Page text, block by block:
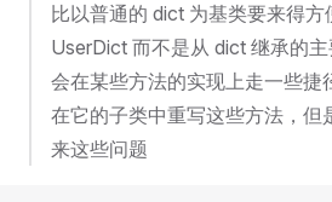
比以普通的 dict 为基类要来得
UserDict 而不是从 dict 继承的
会在某些方法的实现上走一些捷
在它的子类中重写这些方法，但
来这些问题